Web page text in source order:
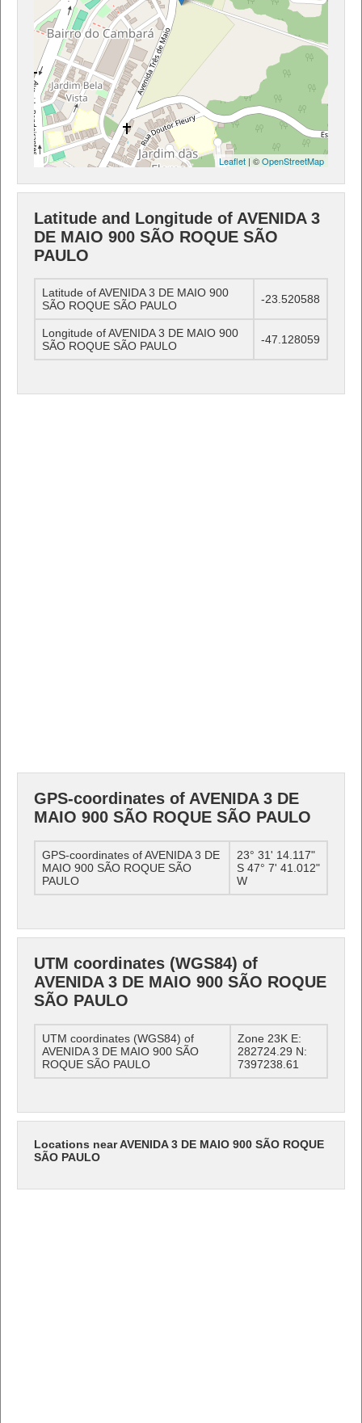
Leaflet | ©OpenStreetMap
Latitude and Longitude of AVENIDA 3
DE MAIO 900 SÃO ROQUE SÃO
PAULO
Latitude of AVENIDA 3 DE MAIO 900
SÃO ROQUE SÃO PAULO
-23.520588
Longitude of AVENIDA 3 DE MAIO 900
SÃO ROQUE SÃO PAULO
-47.128059
GPS-coordinates of AVENIDA 3 DE
MAIO 900 SÃO ROQUE SÃO PAULO
GPS-coordinates of AVENIDA 3 DE
MAIO 900 SÃO ROQUE SÃO
PAULO
23° 31' 14.117"
S 47° 7' 41.012"
W
UTM coordinates (WGS84) of
AVENIDA 3 DE MAIO 900 SÃO ROQUE
SÃO PAULO
UTM coordinates (WGS84) of
AVENIDA 3 DE MAIO 900 SÃO
ROQUE SÃO PAULO
Zone 23K E:
282724.29 N:
7397238.61
Locations near AVENIDA 3 DE MAIO 900 SÃO ROQUE
SÃO PAULO